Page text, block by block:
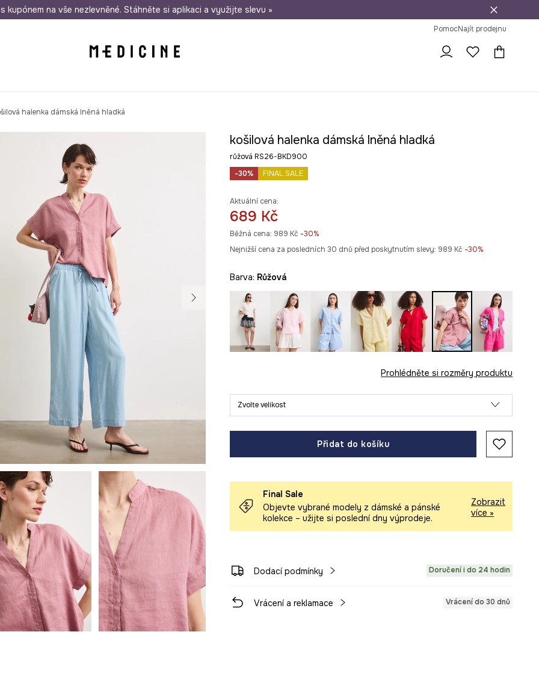
nákupu nad 1 200 Kč Odeslání i do 24 hodin 30 dní na vrácení zboží
s kupónem na vše nezlevněné. Stáhněte si aplikaci a využijte slevu »
PomocNajít prodejnu
halenka dámská lněná hladká
košilová halenka dámská lněná hladká
růžová RS26-BKD900
-30%
FINAL SALE
Aktuální cena:
689 Kč
Běžná cena: 989 Kč -30%
Nejnižší cena za posledních 30 dnů před poskytnutím slevy: 989 Kč -30%
Barva: růžová
Prohlédněte si rozměry produktu
Zvolte velikost
Přidat do košíku
Final Sale
Objevte vybrané modely z dámské a pánské
kolekce – užijte si poslední dny výprodeje.
Zobrazit
více »
Dodací podmínky Doručení i do 24 hodin
Vrácení a reklamace Vrácení do 30 dnů